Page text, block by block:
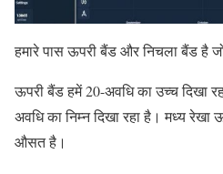
हमारे पास ऊपरी बैंड और निचला बैंड है
ऊपरी बैंड हमें 20-अवधि का उच्च दिखा
अवधि का निम्न दिखा रहा है। मध्य
औसत है।